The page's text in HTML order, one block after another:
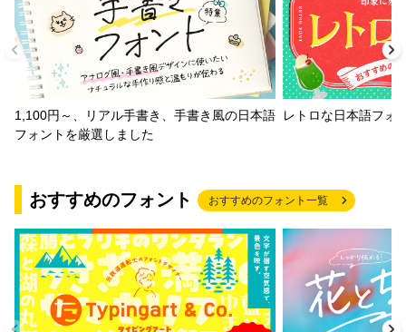
1,100円～、リアル手書き、手書き風の日本語
フォントを厳選しました
レトロな日本語フォ
おすすめのフォント おすすめのフォント一覧